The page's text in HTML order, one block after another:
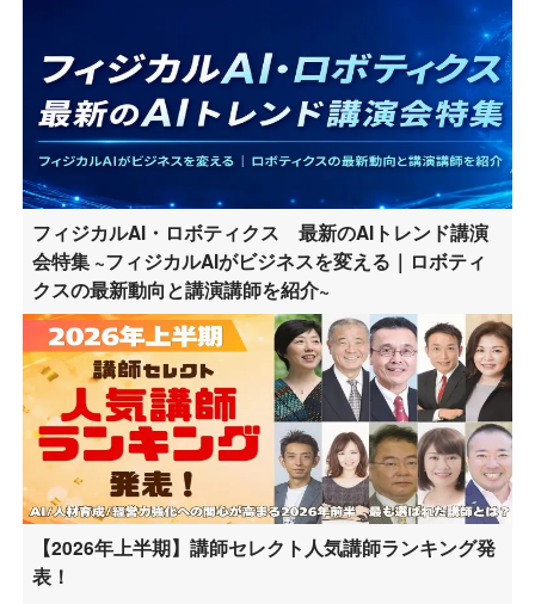
フィジカルAI・ロボティクス 最新のAIトレンド講演
会特集 ~フィジカルAIがビジネスを変える｜ロボティ
クスの最新動向と講演講師を紹介~
【2026年上半期】講師セレクト人気講師ランキング発
表！